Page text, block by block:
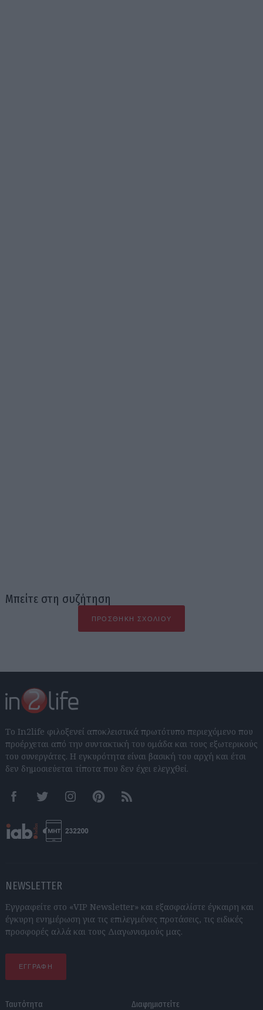
Μπείτε στη συζήτηση
ΠΡΟΣΘΉΚΗ ΣΧΟΛΊΟΥ
Το In2life φιλοξενεί αποκλειστικά πρωτότυπο περιεχόμενο που
προέρχεται από την συντακτική του ομάδα και τους εξωτερικούς
του συνεργάτες. Η εγκυρότητα είναι βασική του αρχή και έτσι
δεν δημοσιεύεται τίποτα που δεν έχει ελεγχθεί.
FacebookTwitter InstagramPinterestRSS feeds
NEWSLETTER
Εγγραφείτε στο «VIP Newsletter» και εξασφαλίστε έγκαιρη και
έγκυρη ενημέρωση για τις επιλεγμένες προτάσεις, τις ειδικές
προσφορές αλλά και τους Διαγωνισμούς μας.
ΕΓΓΡΑΦΗ
Ταυτότητα Διαφημιστείτε